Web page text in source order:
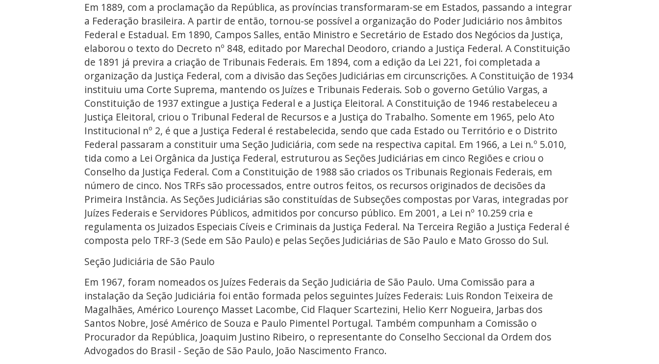
Em 1889, com a proclamação da República, as províncias transformaram-se em Estados, passando a integrar
a Federação brasileira. A partir de então, tornou-se possível a organização do Poder Judiciário nos âmbitos
Federal e Estadual. Em 1890, Campos Salles, então Ministro e Secretário de Estado dos Negócios da Justiça,
elaborou o texto do Decreto nº 848, editado por Marechal Deodoro, criando a Justiça Federal. A Constituição
de 1891 já previra a criação de Tribunais Federais. Em 1894, com a edição da Lei 221, foi completada a
organização da Justiça Federal, com a divisão das Seções Judiciárias em circunscrições. A Constituição de 1934
instituiu uma Corte Suprema, mantendo os Juízes e Tribunais Federais. Sob o governo Getúlio Vargas, a
Constituição de 1937 extingue a Justiça Federal e a Justiça Eleitoral. A Constituição de 1946 restabeleceu a
Justiça Eleitoral, criou o Tribunal Federal de Recursos e a Justiça do Trabalho. Somente em 1965, pelo Ato
Institucional nº 2, é que a Justiça Federal é restabelecida, sendo que cada Estado ou Território e o Distrito
Federal passaram a constituir uma Seção Judiciária, com sede na respectiva capital. Em 1966, a Lei n.º 5.010,
tida como a Lei Orgânica da Justiça Federal, estruturou as Seções Judiciárias em cinco Regiões e criou o
Conselho da Justiça Federal. Com a Constituição de 1988 são criados os Tribunais Regionais Federais, em
número de cinco. Nos TRFs são processados, entre outros feitos, os recursos originados de decisões da
Primeira Instância. As Seções Judiciárias são constituídas de Subseções compostas por Varas, integradas por
Juízes Federais e Servidores Públicos, admitidos por concurso público. Em 2001, a Lei nº 10.259 cria e
regulamenta os Juizados Especiais Cíveis e Criminais da Justiça Federal. Na Terceira Região a Justiça Federal é
composta pelo TRF-3 (Sede em São Paulo) e pelas Seções Judiciárias de São Paulo e Mato Grosso do Sul.
Seção Judiciária de São Paulo
Em 1967, foram nomeados os Juízes Federais da Seção Judiciária de São Paulo. Uma Comissão para a
instalação da Seção Judiciária foi então formada pelos seguintes Juízes Federais: Luis Rondon Teixeira de
Magalhães, Américo Lourenço Masset Lacombe, Cid Flaquer Scartezini, Helio Kerr Nogueira, Jarbas dos
Santos Nobre, José Américo de Souza e Paulo Pimentel Portugal. Também compunham a Comissão o
Procurador da República, Joaquim Justino Ribeiro, o representante do Conselho Seccional da Ordem dos
Advogados do Brasil - Seção de São Paulo, João Nascimento Franco.